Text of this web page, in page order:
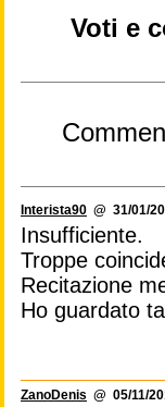
Voti e
Interista90 @ 31/01/
Insufficiente.
Troppe
Recitazione
Ho guardato
ZanoDenis @ 05/11/